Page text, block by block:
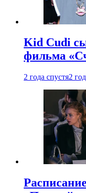
Kid Cudi
фильма
2 года спустя2